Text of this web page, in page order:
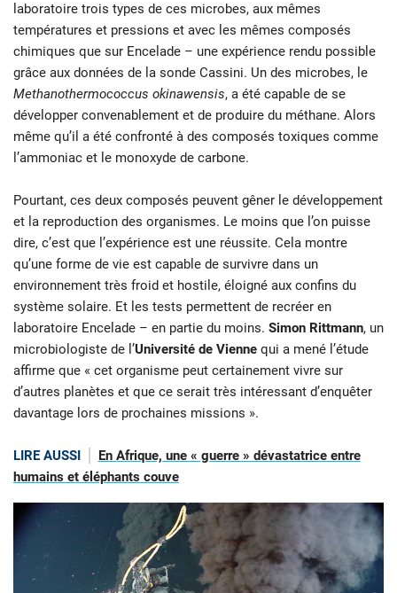
laboratoire trois types de ces microbes, aux mêmes
températures et pressions et avec les mêmes composés
chimiques que sur Encelade – une expérience rendu possible
grâce aux données de la sonde Cassini. Un des microbes, le
Methanothermococcus okinawensis, a été capable de se
développer convenablement et de produire du méthane. Alors
même qu’il a été confronté à des composés toxiques comme
l’ammoniac et le monoxyde de carbone.
Pourtant, ces deux composés peuvent gêner le développement
et la reproduction des organismes. Le moins que l’on puisse
dire, c’est que l’expérience est une réussite. Cela montre
qu’une forme de vie est capable de survivre dans un
environnement très froid et hostile, éloigné aux confins du
système solaire. Et les tests permettent de recréer en
laboratoire Encelade – en partie du moins. Simon Rittmann, un
microbiologiste de l’Université de Vienne qui a mené l’étude
affirme que « cet organisme peut certainement vivre sur
d’autres planètes et que ce serait très intéressant d’enquêter
davantage lors de prochaines missions ».
LIRE AUSSI
En Afrique, une « guerre » dévastatrice entre
humains et éléphants couve